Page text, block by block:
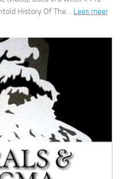
History Of The… Lees meer